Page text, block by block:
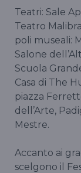
Teatri: Sale
Teatro
poli museali:
Salone
Scuola
Casa di The
piazza
dell’Arte,
Mestre.
Accanto ai
scelgono il